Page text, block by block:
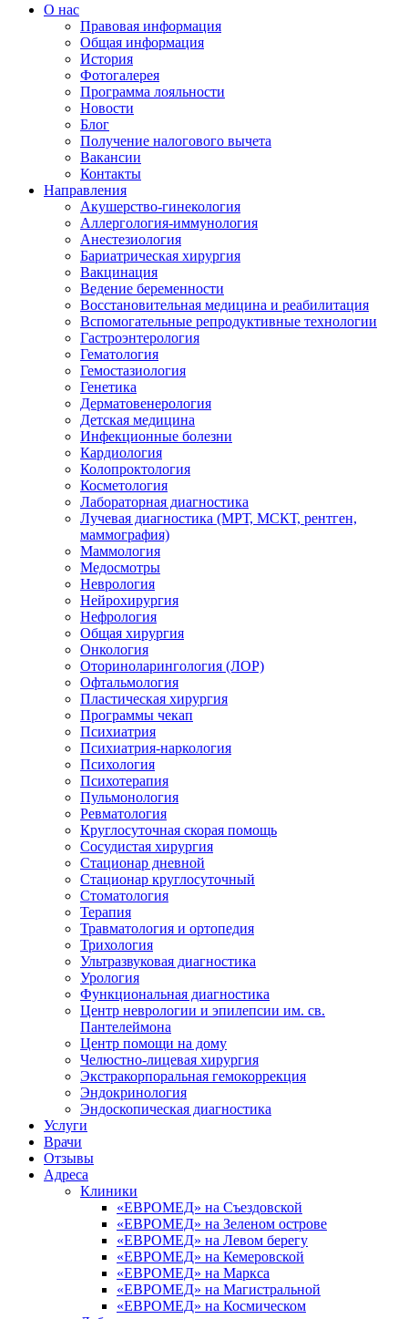
О нас
Правовая информация
Общая информация
История
Фотогалерея
Программа лояльности
Новости
Блог
Получение налогового вычета
Вакансии
Контакты
Направления
Акушерство-гинекология
Аллергология-иммунология
Анестезиология
Бариатрическая хирургия
Вакцинация
Ведение беременности
Восстановительная медицина и реабилитация
Вспомогательные репродуктивные технологии
Гастроэнтерология
Гематология
Гемостазиология
Генетика
Дерматовенерология
Детская медицина
Инфекционные болезни
Кардиология
Колопроктология
Косметология
Лабораторная диагностика
Лучевая диагностика (МРТ, МСКТ, рентген,
маммография)
Маммология
Медосмотры
Неврология
Нейрохирургия
Нефрология
Общая хирургия
Онкология
Оториноларингология (ЛОР)
Офтальмология
Пластическая хирургия
Программы чекап
Психиатрия
Психиатрия-наркология
Психология
Психотерапия
Пульмонология
Ревматология
Круглосуточная скорая помощь
Сосудистая хирургия
Стационар дневной
Стационар круглосуточный
Стоматология
Терапия
Травматология и ортопедия
Трихология
Ультразвуковая диагностика
Урология
Функциональная диагностика
Центр неврологии и эпилепсии им. св.
Пантелеймона
Центр помощи на дому
Челюстно-лицевая хирургия
Экстракорпоральная гемокоррекция
Эндокринология
Эндоскопическая диагностика
Услуги
Врачи
Отзывы
Адреса
Клиники
«ЕВРОМЕД» на Съездовской
«ЕВРОМЕД» на Зеленом острове
«ЕВРОМЕД» на Левом берегу
«ЕВРОМЕД» на Кемеровской
«ЕВРОМЕД» на Маркса
«ЕВРОМЕД» на Магистральной
«ЕВРОМЕД» на Космическом